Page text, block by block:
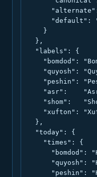
"default":
    }
  },
  "labels": {
"bomdod":
"quyosh":
"peshin":
"asr":
"shom":
"xufton":
  },
  "today": {
    "times": {
"bomdod":
"quyosh":
"peshin":